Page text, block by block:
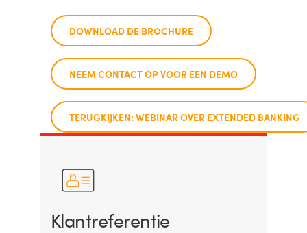
DOWNLOAD DE BROCHURE
NEEM CONTACT OP VOOR EEN DEMO
TERUGKIJKEN: WEBINAR OVER EXTENDED BANKING
Klantreferentie